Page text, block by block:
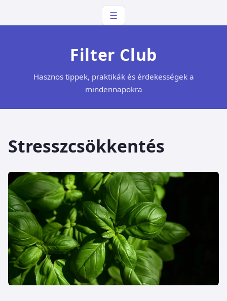
☰
Filter Club
Hasznos tippek, praktikák és érdekességek a
mindennapokra
Stresszcsökkentés